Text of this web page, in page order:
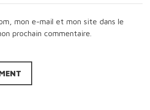
mon e-mail et mon site dans le
prochain commentaire.